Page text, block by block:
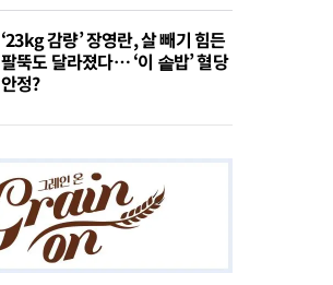
‘23kg 감량’ 장영란, 살 빼기 힘든
팔뚝도 달라졌다… ‘이 솥밥’ 혈당
안정?